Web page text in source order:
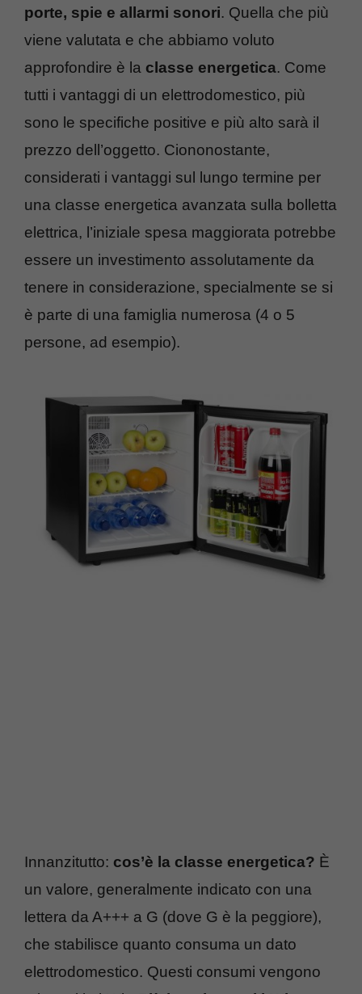
porte, spie e allarmi sonori. Quella che più
viene valutata e che abbiamo voluto
approfondire è la classe energetica. Come
tutti i vantaggi di un elettrodomestico, più
sono le specifiche positive e più alto sarà il
prezzo dell’oggetto. Ciononostante,
considerati i vantaggi sul lungo termine per
una classe energetica avanzata sulla bolletta
elettrica, l’iniziale spesa maggiorata potrebbe
essere un investimento assolutamente da
tenere in considerazione, specialmente se si
è parte di una famiglia numerosa (4 o 5
persone, ad esempio).
Innanzitutto: cos’è la classe energetica? È
un valore, generalmente indicato con una
lettera da A+++ a G (dove G è la peggiore),
che stabilisce quanto consuma un dato
elettrodomestico. Questi consumi vengono